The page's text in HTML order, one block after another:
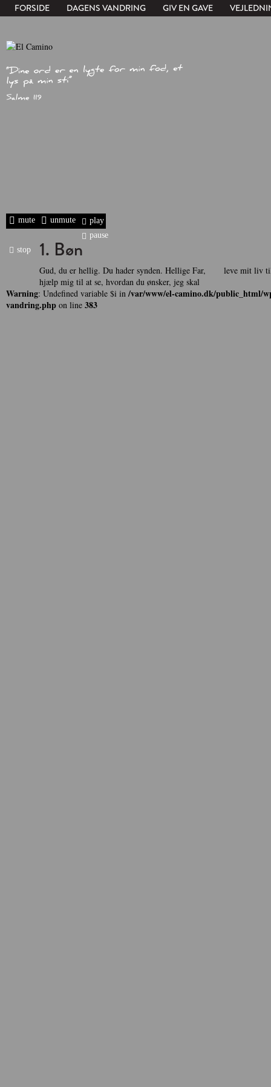
FORSIDE DAGENS VANDRING GIV EN GAVE
mute unmute
play
pause
stop
1. Bøn
Gud, du er hellig. Du hader synden. Hellige Far,
hjælp mig til at se, hvordan du ønsker, jeg skal
leve mit liv
Warning: Undefined variable $i in/var/www/el-camino.dk/public_html/
vandring.php on line 383